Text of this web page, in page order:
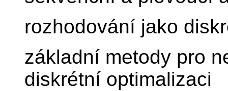
rozhodování jako
základní metody pro
diskrétní optimalizaci